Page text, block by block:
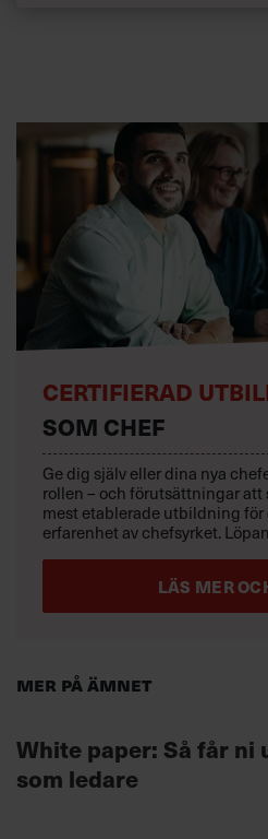
helvete«?
»Ungefär en gång i veckan.
det. Men vi skulle aldrig vara
oss att pressa oss själva så hårt.«
Mer på ämnet
White paper: Så får ni
som ledare
CERTIFIERAD
SOM CHEF
Ge dig själv eller dina nya
rollen – och förutsättningar att
mest etablerade utbildning
erfarenhet av chefsyrket.
LÄS MER